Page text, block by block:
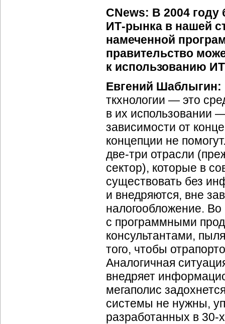
CNews: В 2004
ИТ-рынка в нашей
намеченной
правительство
к использованию
Евгений Шаблыгин:
ткхнологии — это
в их использовании
зависимости от
концепции не
две-три отрасли
сектор), которые в
существовать без
и внедряются, вне
налогообложение.
с программными
консультантами,
того, чтобы
Аналогичная
внедряет
мегаполис
системы не нужны,
разработанных в 30-х